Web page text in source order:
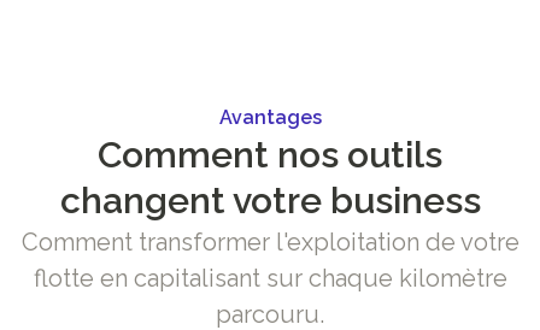
Avantages
Comment nos outils
changent votre business
Comment transformer l'exploitation de votre
flotte en capitalisant sur chaque kilomètre
parcouru.